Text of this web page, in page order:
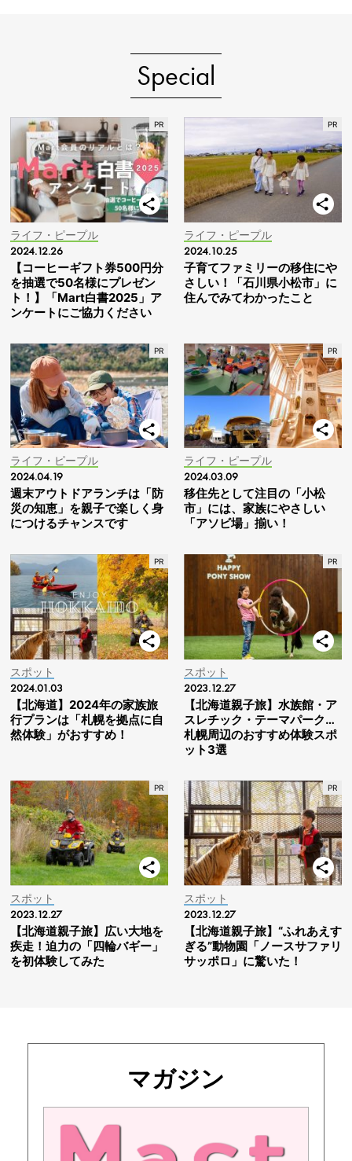
Special
ライフ・ピープル
2024.12.26
【コーヒーギフト券500円分
を抽選で50名様にプレゼン
ト！】「Mart白書2025」ア
ンケートにご協力ください
ライフ・ピープル
2024.10.25
子育てファミリーの移住にや
さしい！「石川県小松市」に
住んでみてわかったこと
ライフ・ピープル
2024.04.19
週末アウトドアランチは「防
災の知恵」を親子で楽しく身
につけるチャンスです
ライフ・ピープル
2024.03.09
移住先として注目の「小松
市」には、家族にやさしい
「アソビ場」揃い！
スポット
2024.01.03
【北海道】2024年の家族旅
行プランは「札幌を拠点に自
然体験」がおすすめ！
スポット
2023.12.27
【北海道親子旅】水族館・ア
スレチック・テーマパーク…
札幌周辺のおすすめ体験スポ
ット3選
スポット
2023.12.27
【北海道親子旅】広い大地を
疾走！迫力の「四輪バギー」
を初体験してみた
スポット
2023.12.27
【北海道親子旅】“ふれあえす
ぎる”動物園「ノースサファリ
サッポロ」に驚いた！
マガジン